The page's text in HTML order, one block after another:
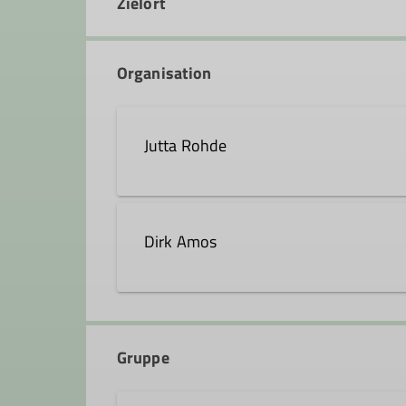
Organisation
Jutta Rohde
Dirk Amos
Gruppe